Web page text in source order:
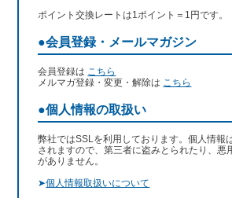
ポイント交換レートは1ポイント＝1円です。
●会員登録・メールマガジン
会員登録は こちら
メルマガ登録・変更・解除は こちら
●個人情報の取扱い
弊社ではSSLを利用しております。個人情報
されますので、第三者に盗みとられたり、悪
がありません。
➤個人情報取扱いについて